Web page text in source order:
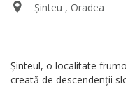
Șinteu , Oradea
Șinteul, o localitate
creată de descendenții